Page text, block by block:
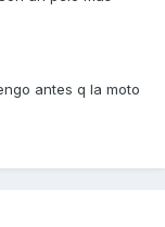
antes q la moto